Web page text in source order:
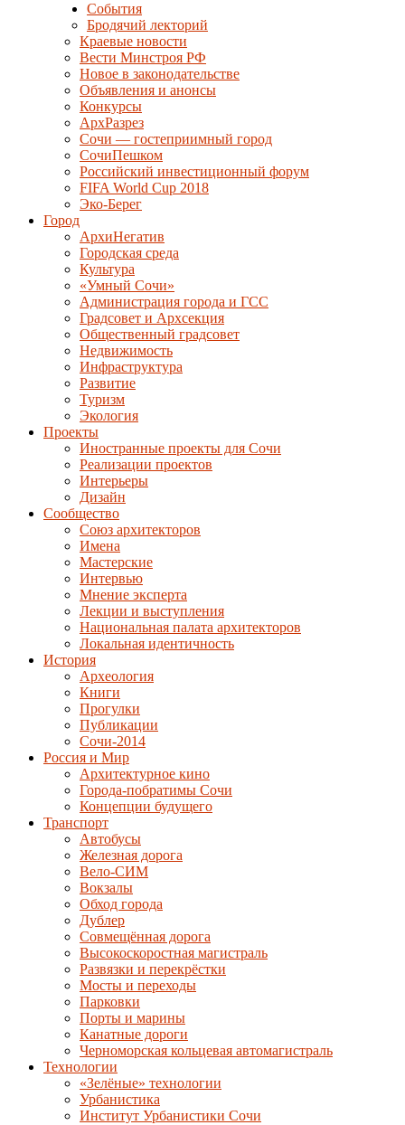
События
Бродячий лекторий
Краевые новости
Вести Минстроя РФ
Новое в законодательстве
Объявления и анонсы
Конкурсы
АрхРазрез
Сочи — гостеприимный город
СочиПешком
Российский инвестиционный форум
FIFA World Cup 2018
Эко-Берег
Город
АрхиНегатив
Городская среда
Культура
«Умный Сочи»
Администрация города и ГСС
Градсовет и Архсекция
Общественный градсовет
Недвижимость
Инфраструктура
Развитие
Туризм
Экология
Проекты
Иностранные проекты для Сочи
Реализации проектов
Интерьеры
Дизайн
Сообщество
Союз архитекторов
Имена
Мастерские
Интервью
Мнение эксперта
Лекции и выступления
Национальная палата архитекторов
Локальная идентичность
История
Археология
Книги
Прогулки
Публикации
Сочи-2014
Россия и Мир
Архитектурное кино
Города-побратимы Сочи
Концепции будущего
Транспорт
Автобусы
Железная дорога
Вело-СИМ
Вокзалы
Обход города
Дублер
Совмещённая дорога
Высокоскоростная магистраль
Развязки и перекрёстки
Мосты и переходы
Парковки
Порты и марины
Канатные дороги
Черноморская кольцевая автомагистраль
Технологии
«Зелёные» технологии
Урбанистика
Институт Урбанистики Сочи